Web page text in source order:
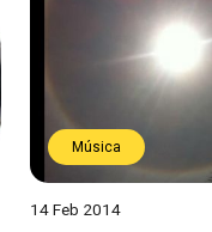
Música
14 Feb 2014